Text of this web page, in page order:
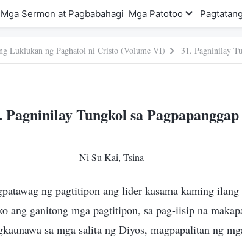
Mga Sermon at Pagbabahagi Mga Patotoo
Luklukan ng Paghatol ni Cristo (Volume VI) 31. Pagninilay
Pagninilay Tungkol sa Pagpapanggap
Ni Su Kai, Tsina
ng pagtitipon ang lider kasama kaming ilang
ang ganitong mga pagtitipon, sa pag-iisip na
sa mga salita ng Diyos, magpapalitan ng